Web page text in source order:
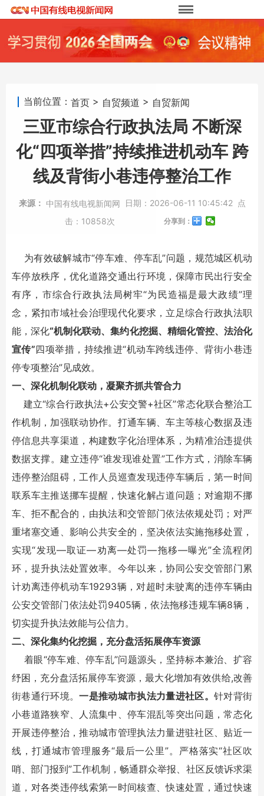
当前位置： 首页 > 自贸频道 > 自贸新闻
三亚市综合行政执法局 不断深
化“四项举措”持续推进机动车 跨
线及背街小巷违停整治工作
来源： 中国有线电视新闻网 日期： 2026-06-11 10:45:42 点
击： 10858次 分享到：
为有效破解城市“停车难、停车乱”问题，规范城区机动
车停放秩序，优化道路交通出行环境，保障市民出行安全
有序，市综合行政执法局树牢“为民造福是最大政绩”理
念，紧扣市域社会治理现代化要求，立足综合行政执法职
能，深化“机制化联动、集约化挖掘、 精细化管控、法治化
宣传”四项举措，持续推进“机动车跨线违停、背街小巷违
停专项整治”见成效。
一、深化机制化联动，凝聚齐抓共管合力
建立“综合行政执法+公安交警+社区”常态化联合整治工
作机制，加强联动协作。打通车辆、车主等核心数据及违
停信息共享渠道，构建数字化治理体系，为精准治违提供
数据支撑。建立违停“谁发现谁处置”工作方式，消除车辆
违停整治阻碍，工作人员巡查发现违停车辆后，第一时间
联系车主推送挪车提醒，快速化解占道问题；对逾期不挪
车、拒不配合的，由执法和交管部门依法依规处罚；对严
重堵塞交通、影响公共安全的，坚决依法实施拖移处置，
实现“发现—取证—劝离—处罚—拖移—曝光”全流程闭
环，提升执法处置效率。今年以来，协同公安交管部门累
计劝离违停机动车19293辆，对超时未驶离的违停车辆由
公安交管部门依法处罚9405辆，依法拖移违规车辆8辆，
切实提升执法效能与公信力。
二、深化集约化挖掘，充分盘活拓展停车资源
着眼“停车难、停车乱”问题源头，坚持标本兼治、扩容
纾困，充分盘活拓展停车资源，最大化增加有效供给,改善
街巷通行环境。一是推动城市执法力量进社区。针对背街
小巷道路狭窄、人流集中、停车混乱等突出问题，常态化
开展违停整治，推动城市管理执法力量进驻社区、贴近一
线，打通城市管理服务“最后一公里”。严格落实“社区吹
哨、部门报到”工作机制，畅通群众举报、社区反馈诉求渠
道，对各类违停线索第一时间核查、快速处置，通过快速